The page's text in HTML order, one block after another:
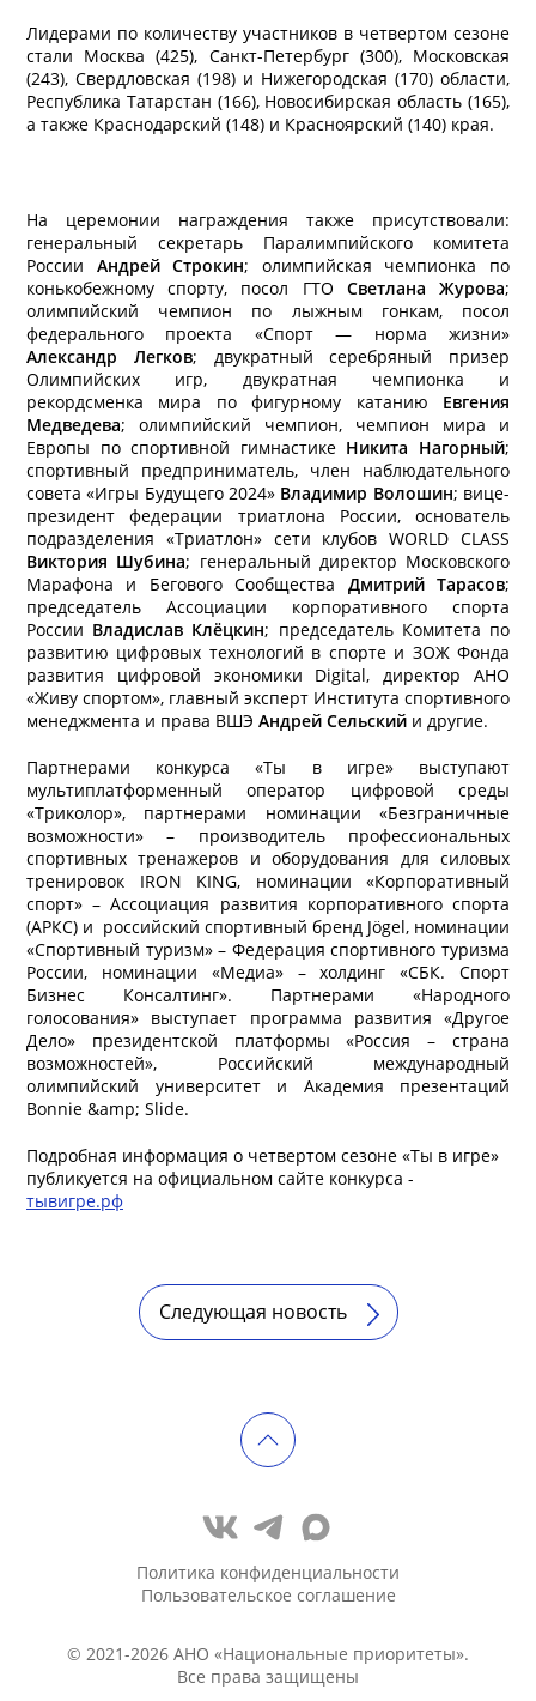
Лидерами по количеству участников в четвертом сезоне
стали Москва (425), Санкт-Петербург (300), Московская
(243), Свердловская (198) и Нижегородская (170) области,
Республика Татарстан (166), Новосибирская область (165),
а также Краснодарский (148) и Красноярский (140) края.
На церемонии награждения также присутствовали:
генеральный секретарь Паралимпийского комитета
России Андрей Строкин; олимпийская чемпионка по
конькобежному спорту, посол ГТО Светлана Журова;
олимпийский чемпион по лыжным гонкам, посол
федерального проекта «Спорт — норма жизни»
Александр Легков; двукратный серебряный призер
Олимпийских игр, двукратная чемпионка и
рекордсменка мира по фигурному катанию Евгения
Медведева; олимпийский чемпион, чемпион мира и
Европы по спортивной гимнастике Никита Нагорный;
спортивный предприниматель, член наблюдательного
совета «Игры Будущего 2024» Владимир Волошин; вице-
президент федерации триатлона России, основатель
подразделения «Триатлон» сети клубов WORLD CLASS
Виктория Шубина; генеральный директор Московского
Марафона и Бегового Сообщества Дмитрий Тарасов;
председатель Ассоциации корпоративного спорта
России Владислав Клёцкин; председатель Комитета по
развитию цифровых технологий в спорте и ЗОЖ Фонда
развития цифровой экономики Digital, директор АНО
«Живу спортом», главный эксперт Института спортивного
менеджмента и права ВШЭ Андрей Сельский и другие.
Партнерами конкурса «Ты в игре» выступают
мультиплатформенный оператор цифровой среды
«Триколор», партнерами номинации «Безграничные
возможности» – производитель профессиональных
спортивных тренажеров и оборудования для силовых
тренировок IRON KING, номинации «Корпоративный
спорт» – Ассоциация развития корпоративного спорта
(АРКС) и российский спортивный бренд Jögel, номинации
«Спортивный туризм» – Федерация спортивного туризма
России, номинации «Медиа» – холдинг «СБК. Спорт
Бизнес Консалтинг». Партнерами «Народного
голосования» выступает программа развития «Другое
Дело» президентской платформы «Россия – страна
возможностей», Российский международный
олимпийский университет и Академия презентаций
Bonnie &amp; Slide.
Подробная информация о четвертом сезоне «Ты в игре»
публикуется на официальном сайте конкурса -
тывигре.рф
Следующая новость
© 2021-2026 АНО «Национальные приоритеты».
Все права защищены
Политика конфиденциальности
Пользовательское соглашение